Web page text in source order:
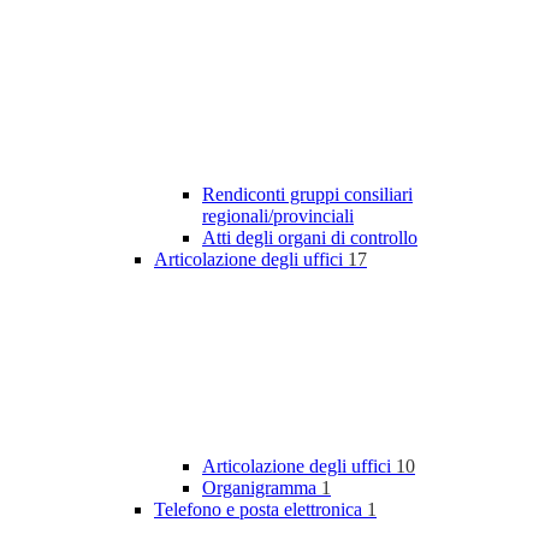
Rendiconti gruppi consiliari
regionali/provinciali
Atti degli organi di controllo
Articolazione degli uffici 17
Articolazione degli uffici 10
Organigramma 1
Telefono e posta elettronica 1